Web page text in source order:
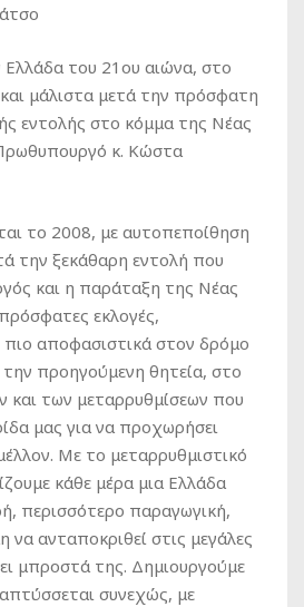
του 21ου αιώνα, στο
μάλιστα μετά την πρόσφατη
εντολής στο κόμμα της Νέας
κ. Κώστα
το 2008, με αυτοπεποίθηση
την ξεκάθαρη εντολή που
και η παράταξη της Νέας
εκλογές,
πιο αποφασιστικά στον δρόμο
προηγούμενη θητεία, στο
των μεταρρυθμίσεων που
μας για να προχωρήσει
Με το μεταρρυθμιστικό
κάθε μέρα μια Ελλάδα
περισσότερο παραγωγική,
να ανταποκριθεί στις μεγάλες
μπροστά της. Δημιουργούμε
συνεχώς, με